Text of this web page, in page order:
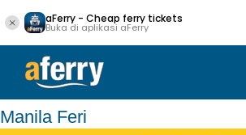
aFerry - Cheap ferry tickets
Buka di aplikasi aFerry
Manila Feri